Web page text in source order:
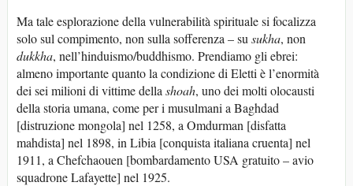
Ma tale esplorazione della vulnerabilità spirituale si focalizza
solo sul compimento, non sulla sofferenza – su sukha, non
dukkha, nell’hinduismo/buddhismo. Prendiamo gli ebrei:
almeno importante quanto la condizione di Eletti è l’enormità
dei sei milioni di vittime della shoah, uno dei molti olocausti
della storia umana, come per i musulmani a Baghdad
[distruzione mongola] nel 1258, a Omdurman [disfatta
mahdista] nel 1898, in Libia [conquista italiana cruenta] nel
1911, a Chefchaouen [bombardamento USA gratuito – avio
squadrone Lafayette] nel 1925.